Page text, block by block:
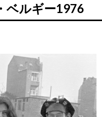
ベルギー1976